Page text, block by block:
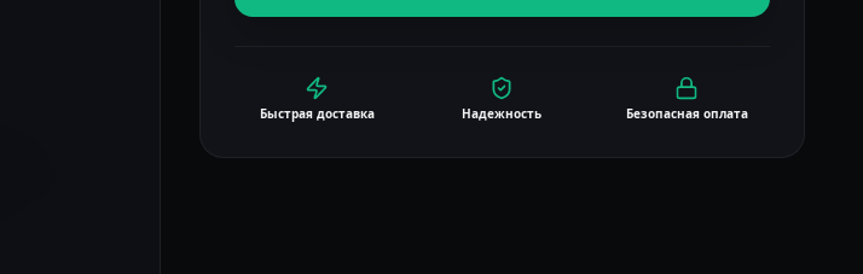
Быстрая доставка Надежность Безопасная оплата